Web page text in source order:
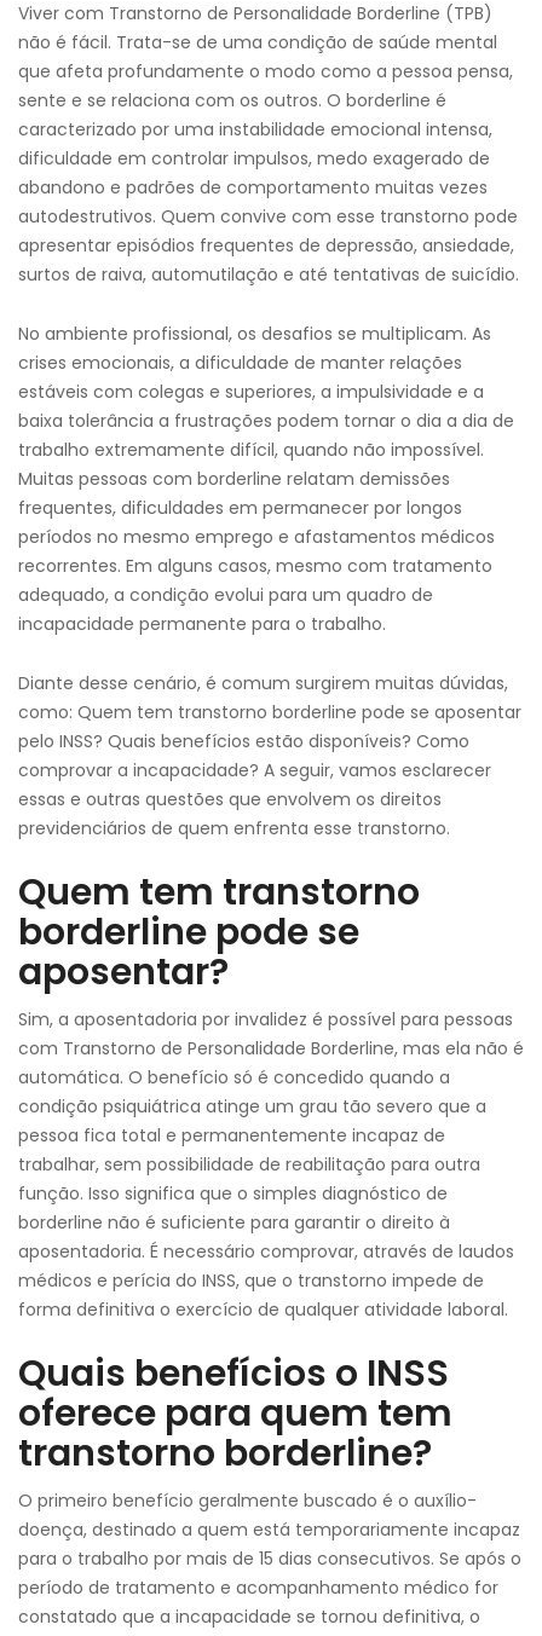
Viver com Transtorno de Personalidade Borderline (TPB)
não é fácil. Trata-se de uma condição de saúde mental
que afeta profundamente o modo como a pessoa pensa,
sente e se relaciona com os outros. O borderline é
caracterizado por uma instabilidade emocional intensa,
dificuldade em controlar impulsos, medo exagerado de
abandono e padrões de comportamento muitas vezes
autodestrutivos. Quem convive com esse transtorno pode
apresentar episódios frequentes de depressão, ansiedade,
surtos de raiva, automutilação e até tentativas de suicídio.
No ambiente profissional, os desafios se multiplicam. As
crises emocionais, a dificuldade de manter relações
estáveis com colegas e superiores, a impulsividade e a
baixa tolerância a frustrações podem tornar o dia a dia de
trabalho extremamente difícil, quando não impossível.
Muitas pessoas com borderline relatam demissões
frequentes, dificuldades em permanecer por longos
períodos no mesmo emprego e afastamentos médicos
recorrentes. Em alguns casos, mesmo com tratamento
adequado, a condição evolui para um quadro de
incapacidade permanente para o trabalho.
Diante desse cenário, é comum surgirem muitas dúvidas,
como: Quem tem transtorno borderline pode se aposentar
pelo INSS? Quais benefícios estão disponíveis? Como
comprovar a incapacidade? A seguir, vamos esclarecer
essas e outras questões que envolvem os direitos
previdenciários de quem enfrenta esse transtorno.
Quem tem transtorno
borderline pode se
aposentar?
Sim, a aposentadoria por invalidez é possível para pessoas
com Transtorno de Personalidade Borderline, mas ela não é
automática. O benefício só é concedido quando a
condição psiquiátrica atinge um grau tão severo que a
pessoa fica total e permanentemente incapaz de
trabalhar, sem possibilidade de reabilitação para outra
função. Isso significa que o simples diagnóstico de
borderline não é suficiente para garantir o direito à
aposentadoria. É necessário comprovar, através de laudos
médicos e perícia do INSS, que o transtorno impede de
forma definitiva o exercício de qualquer atividade laboral.
Quais benefícios o INSS
oferece para quem tem
transtorno borderline?
O primeiro benefício geralmente buscado é o auxílio-
doença, destinado a quem está temporariamente incapaz
para o trabalho por mais de 15 dias consecutivos. Se após o
período de tratamento e acompanhamento médico for
constatado que a incapacidade se tornou definitiva, o